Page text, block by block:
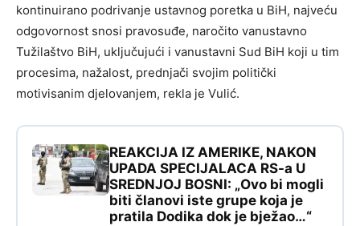
kontinuirano podrivanje ustavnog poretka u BiH, najveću
odgovornost snosi pravosuđe, naročito vanustavno
Tužilaštvo BiH, uključujući i vanustavni Sud BiH koji u tim
procesima, nažalost, prednjači svojim politički
motivisanim djelovanjem, rekla je Vulić.
REAKCIJA IZ AMERIKE, NAKON
UPADA SPECIJALACA RS-a U
SREDNJOJ BOSNI: „Ovo bi mogli
biti članovi iste grupe koja je
pratila Dodika dok je bježao…“